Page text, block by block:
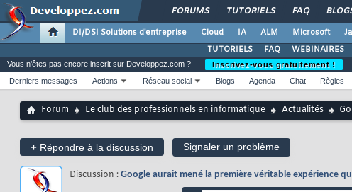
FORUMS TUTORIELS FAQ
DI/DSI Solutions d'entreprise Cloud IA ALM Microsoft
TUTORIELS
FAQ WEBINAIRES
Vous n'êtes pas encore inscrit sur Developpez.com ?
Inscrivez-vous gratuitement !
Derniers messages
Actions Réseau social Blogs Agenda Chat Règles
Forum Le club des professionnels en informatique Actualités
+ Répondre à la discussion Signaler un problème
Discussion : Google aurait mené la première véritable expérience